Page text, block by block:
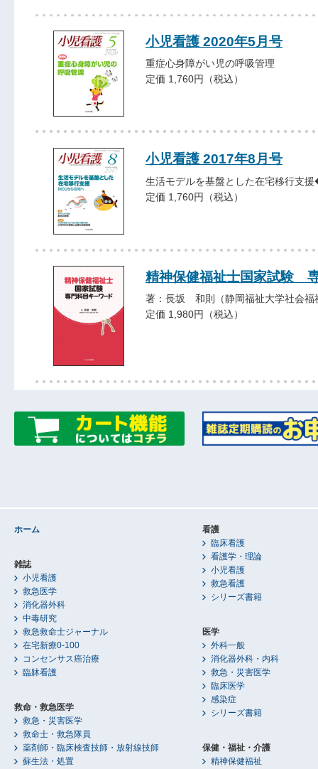
小児看護 2020年5月号
重症心身障がい児の呼吸管理
定価 1,760円（税込）
小児看護 2017年8月号
生活モデルを基盤とした在宅移行支
定価 1,760円（税込）
精神保健福祉士国家試験
著：長坂 和則（静岡福祉大学社会
定価 1,980円（税込）
ホーム
雑誌
小児看護
救急医学
消化器外科
中毒研究
救急救命士ジャーナル
在宅新療0-100
コンセンサス癌治療
臨牀看護
救命・救急医学
救急・災害医学
救命士・救急隊員
薬剤師・臨床検査技師・放射線技師
蘇生法・処置
看護
臨床看護
看護学・理論
小児看護
救急看護
シリーズ書籍
医学
外科一般
消化器外科・内科
救急・災害医学
臨床医学
感染症
シリーズ書籍
保健・福祉・介護
精神保健福祉